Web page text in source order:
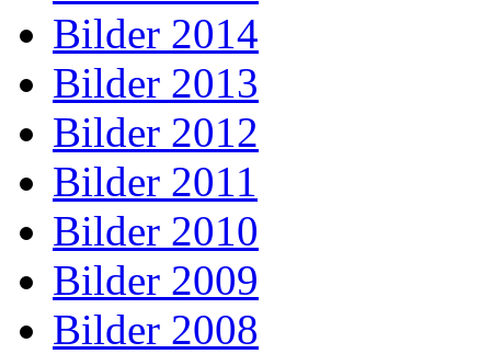
Bilder 2014
Bilder 2013
Bilder 2012
Bilder 2011
Bilder 2010
Bilder 2009
Bilder 2008